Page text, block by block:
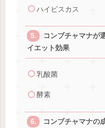
ハイビスカス
コンブチャマナが
イエット効果
乳酸菌
酵素
コンブチャマナの